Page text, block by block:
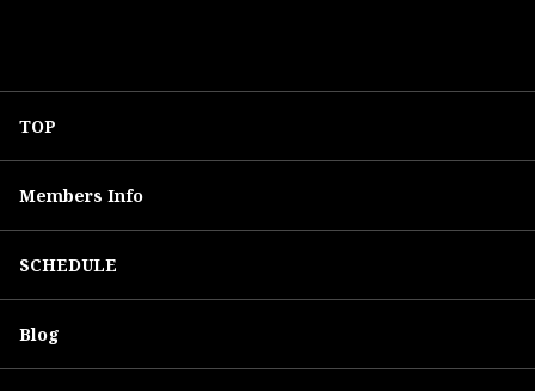
TOP
Members Info
SCHEDULE
Blog